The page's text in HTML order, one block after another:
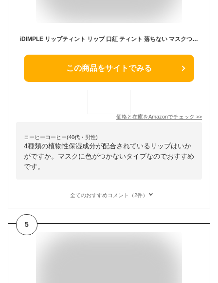
iDIMPLE リップティント リップ 口紅 ティント 落ちない マスクつかない 保湿 鈴木愛理 アイディンプル (レッド)
この商品をサイトでみる
価格と在庫をAmazonでチェック >>
コーヒーコーヒー(40代・男性)
4種類の植物性保湿成分が配合されているリップはいか
がですか。マスクに色がつかないタイプなのでおすすめ
です。
全てのおすすめコメント（2件）
5